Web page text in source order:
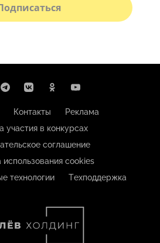
Контакты
Реклама
участия в конкурсах
соглашение
использования cookies
технологии
Техподдержка